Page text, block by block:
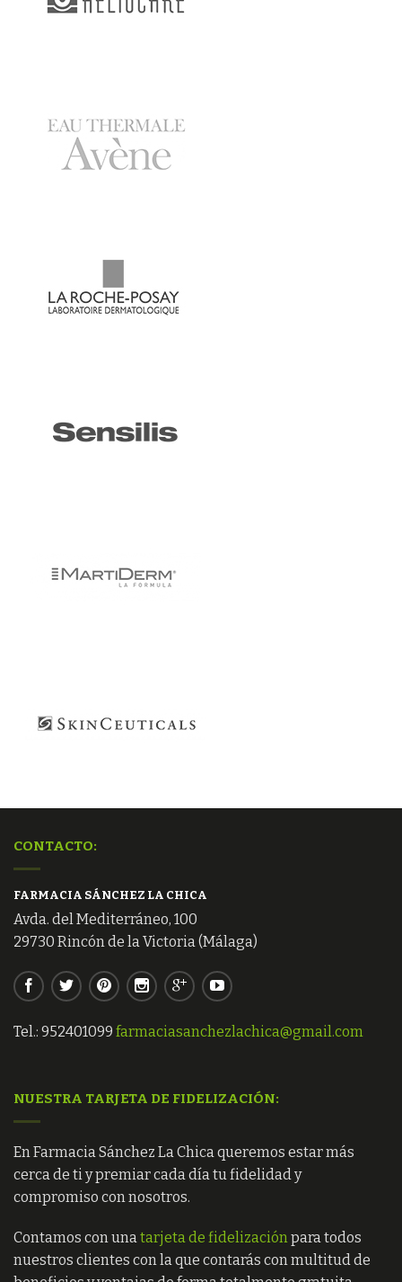
CONTACTO:
FARMACIA SÁNCHEZ LA CHICA
Avda. del Mediterráneo, 100
29730 Rincón de la Victoria (Málaga)
Tel.: 952401099 farmaciasanchezlachica@gmail.com
NUESTRA TARJETA DE FIDELIZACIÓN:
En Farmacia Sánchez La Chica queremos estar más
cerca de ti y premiar cada día tu fidelidad y
compromiso con nosotros.
Contamos con unatarjeta de fidelizaciónpara todos
nuestros clientes con la que contarás con multitud de